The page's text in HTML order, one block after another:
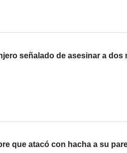
señalado de asesinar a dos
que atacó con hacha a su